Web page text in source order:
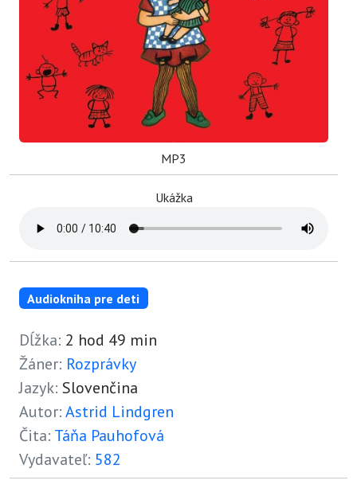
MP3
Ukážka
Audiokniha pre deti
Dĺžka: 2 hod 49 min
Žáner: Rozprávky
Jazyk: Slovenčina
Autor:Astrid Lindgren
Čita: Táňa Pauhofová
Vydavateľ: 582